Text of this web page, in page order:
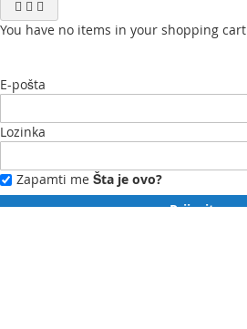
You have no items in your shopping cart
E-pošta
Lozinka
Zapamti me Šta je ovo?
Prijavite se